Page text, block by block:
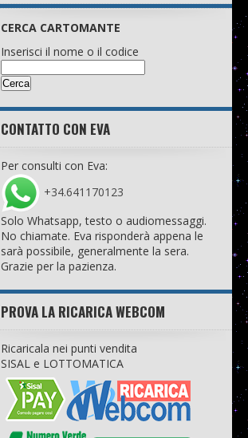
CERCA CARTOMANTE
Inserisci il nome o il codice
CONTATTO CON EVA
Per consulti con Eva:
+34.641170123
Solo Whatsapp, testo o audiomessaggi.
No chiamate. Eva risponderà appena le
sarà possibile, generalmente la sera.
Grazie per la pazienza.
PROVA LA RICARICA WEBCOM
Ricaricala nei punti vendita
SISAL e LOTTOMATICA